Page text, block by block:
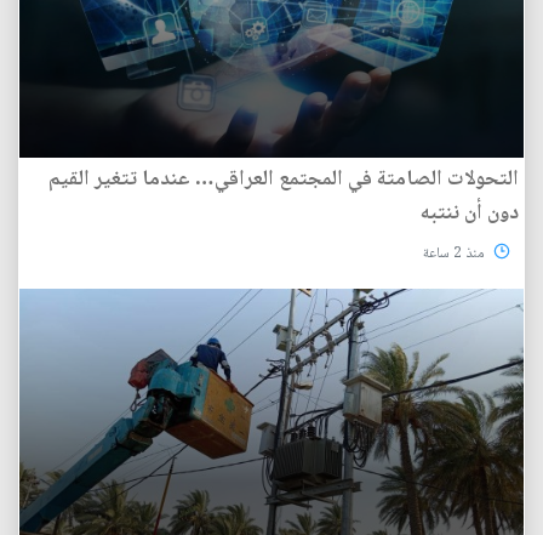
التحولات الصامتة في المجتمع العراقي… عندما تتغير القيم
دون أن ننتبه
منذ 2 ساعة